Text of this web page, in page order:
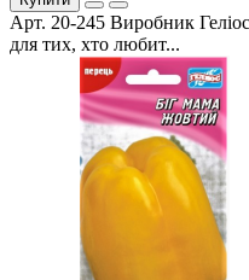
Арт. 20-245 Виробник
для тих, хто любит...